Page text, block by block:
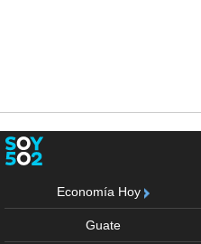
Economía Hoy
Guate